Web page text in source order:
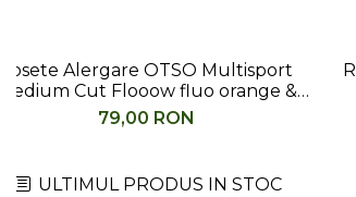
Rucsac hidratare Highlander Aqueus
15, verde
200,00 RON
IN STOC